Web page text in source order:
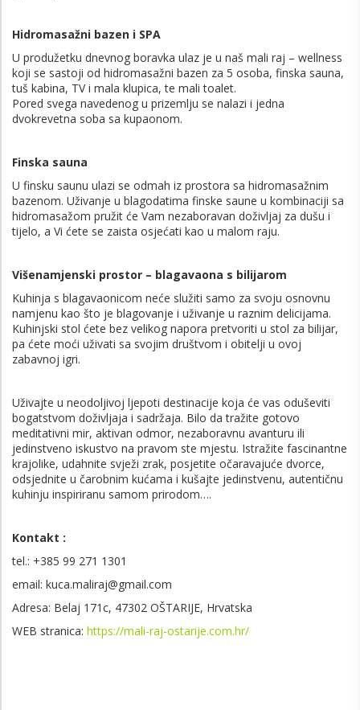
Hidromasažni bazen i SPA
U produžetku dnevnog boravka ulaz je u naš mali raj – wellness
koji se sastoji od hidromasažni bazen za 5 osoba, finska sauna,
tuš kabina, TV i mala klupica, te mali toalet.
Pored svega navedenog u prizemlju se nalazi i jedna
dvokrevetna soba sa kupaonom.
Finska sauna
U finsku saunu ulazi se odmah iz prostora sa hidromasažnim
bazenom. Uživanje u blagodatima finske saune u kombinaciji sa
hidromasažom pružit će Vam nezaboravan doživljaj za dušu i
tijelo, a Vi ćete se zaista osjećati kao u malom raju.
Višenamjenski prostor – blagavaona s bilijarom
Kuhinja s blagavaonicom neće služiti samo za svoju osnovnu
namjenu kao što je blagovanje i uživanje u raznim delicijama.
Kuhinjski stol ćete bez velikog napora pretvoriti u stol za bilijar,
pa ćete moći uživati sa svojim društvom i obitelji u ovoj
zabavnoj igri.
Uživajte u neodoljivoj ljepoti destinacije koja će vas oduševiti
bogatstvom doživljaja i sadržaja. Bilo da tražite gotovo
meditativni mir, aktivan odmor, nezaboravnu avanturu ili
jedinstveno iskustvo na pravom ste mjestu. Istražite fascinantne
krajolike, udahnite svježi zrak, posjetite očaravajuće dvorce,
odsjednite u čarobnim kućama i kušajte jedinstvenu, autentičnu
kuhinju inspiriranu samom prirodom….
Kontakt :
tel.: +385 99 271 1301
email: kuca.maliraj@gmail.com
Adresa: Belaj 171c, 47302 OŠTARIJE, Hrvatska
WEB stranica: https://mali-raj-ostarije.com.hr/